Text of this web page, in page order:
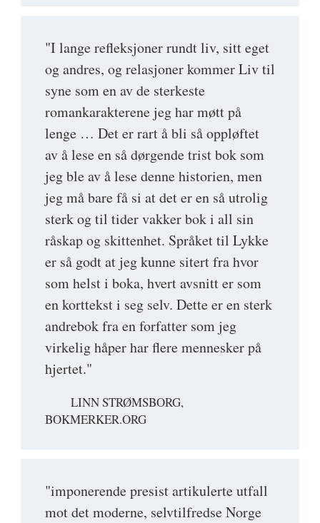
"I lange refleksjoner rundt liv, sitt eget
og andres, og relasjoner kommer Liv til
syne som en av de sterkeste
romankarakterene jeg har møtt på
lenge … Det er rart å bli så oppløftet
av å lese en så dørgende trist bok som
jeg ble av å lese denne historien, men
jeg må bare få si at det er en så utrolig
sterk og til tider vakker bok i all sin
råskap og skittenhet. Språket til Lykke
er så godt at jeg kunne sitert fra hvor
som helst i boka, hvert avsnitt er som
en korttekst i seg selv. Dette er en sterk
andrebok fra en forfatter som jeg
virkelig håper har flere mennesker på
hjertet."
LINN STRØMSBORG,
BOKMERKER.ORG
"imponerende presist artikulerte utfall
mot det moderne, selvtilfredse Norge